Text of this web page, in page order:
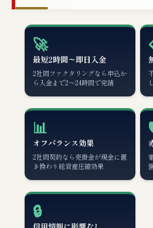
🚀
最短2時間〜即日入金
2社間ファクタリングなら申込か
ら入金まで2〜24時間で完結
📊
オフバランス効果
2社間契約なら売掛金が現金に置
き換わり総資産圧縮効果
🔒